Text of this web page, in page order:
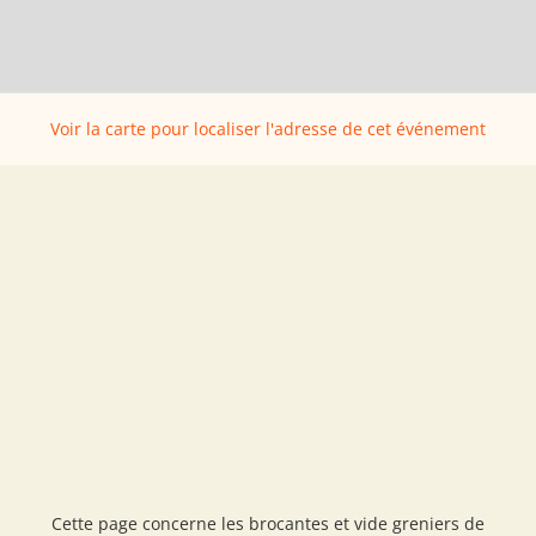
Voir la carte pour localiser l'adresse de cet événement
Cette page concerne les brocantes et vide greniers de